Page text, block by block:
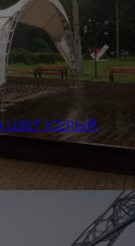
ЦВЕТ (СЕРЫЙ,